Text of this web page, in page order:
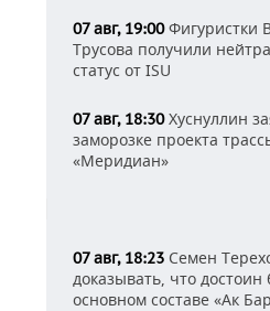
07 авг, 19:00Фигуристки
Трусова получили
статус от ISU
07 авг, 18:30Хуснуллин
заморозке проекта
«Меридиан»
07 авг, 18:23 Семен
доказывать, что достоин
основном составе «Ак